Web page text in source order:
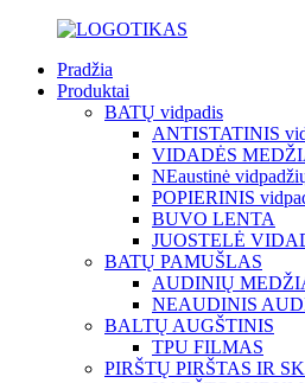
Pradžia
Produktai
BATŲ vidpadis
ANTISTATINIS
VIDADĖS
NEaustinė
POPIERINIS
BUVO LENTA
JUOSTELĖ
BATŲ PAMUŠLAS
AUDINIŲ
NEAUDINIS
BALTŲ AUGŠTINIS
TPU FILMAS
PIRŠTŲ PIRŠTAS IR